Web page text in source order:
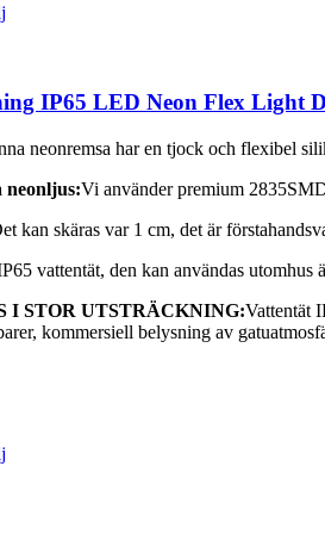
IP65 LED Neon Flex Light
neonremsa har en tjock och flexibel
neonljus:Vi använder premium
kan skäras var 1 cm, det är
vattentät, den kan användas utomhus
I STOR UTSTRÄCKNING:Vattentät
kommersiell belysning av